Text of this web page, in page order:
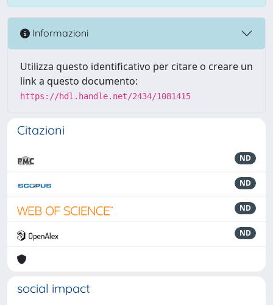
Informazioni
Utilizza questo identificativo per citare o creare un
link a questo documento:
https://hdl.handle.net/2434/1081415
Citazioni
ND
ND
ND
ND
social impact